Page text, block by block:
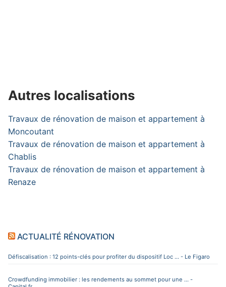
Autres localisations
Travaux de rénovation de maison et appartement à
Moncoutant
Travaux de rénovation de maison et appartement à
Chablis
Travaux de rénovation de maison et appartement à
Renaze
ACTUALITÉ RÉNOVATION
Défiscalisation : 12 points-clés pour profiter du dispositif Loc ... - Le Figaro
Crowdfunding immobilier : les rendements au sommet pour une ... -